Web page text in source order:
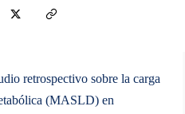
retrospectivo sobre la carga
(MASLD) en